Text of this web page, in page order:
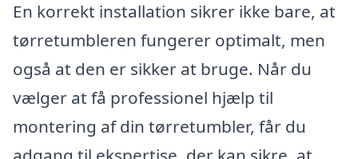
En korrekt installation sikrer ikke bare, at
tørretumbleren fungerer optimalt, men
også at den er sikker at bruge. Når du
vælger at få professionel hjælp til
montering af din tørretumbler, får du